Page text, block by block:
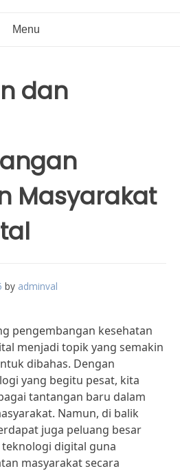
Menu
dan
Masyarakat
by adminval
pengembangan kesehatan
menjadi topik yang semakin
dibahas. Dengan
yang begitu pesat, kita
tantangan baru dalam
Namun, di balik
juga peluang besar
digital guna
masyarakat secara